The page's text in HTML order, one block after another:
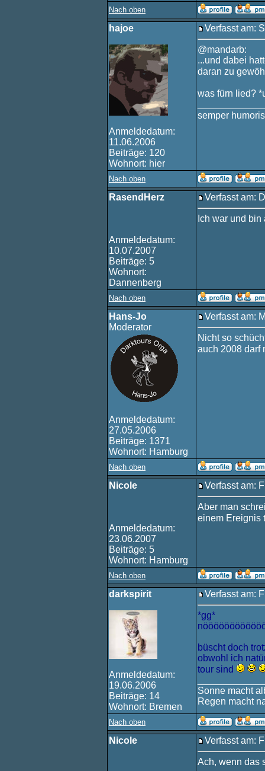
Nach oben
hajoe
Anmeldedatum:
11.06.2006
Beiträge: 120
Wohnort: hier
Verfasst am:
@mandarb:
...und dabei
daran zu
was fürn lied?
semper
Nach oben
RasendHerz
Anmeldedatum:
10.07.2007
Beiträge: 5
Wohnort:
Dannenberg
Verfasst am:
Ich war und
Nach oben
Hans-Jo
Moderator
Anmeldedatum:
27.05.2006
Beiträge: 1371
Wohnort: Hamburg
Verfasst am:
Nicht so
auch 2008 darf
Nach oben
Nicole
Anmeldedatum:
23.06.2007
Beiträge: 5
Wohnort: Hamburg
Verfasst am:
Aber man
einem Ereignis
Nach oben
darkspirit
Anmeldedatum:
19.06.2006
Beiträge: 14
Wohnort: Bremen
Verfasst am:
*gg*
büscht doch
obwohl ich
tour sind
Sonne macht
Regen macht
Nach oben
Nicole Verfasst am:
Ach, wenn das